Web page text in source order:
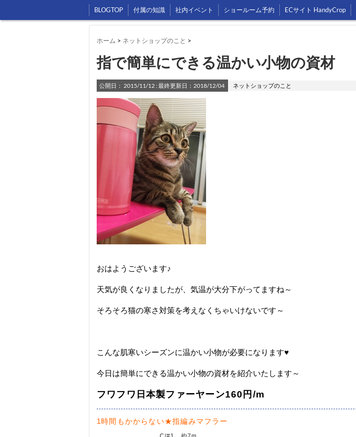
BLOGTOP 付属の知識 社内イベント ショールーム予約 ECサイト HandyCrop
ホーム > ネットショップのこと >
指で簡単にできる温かい小物の資材
公開日： 2015/11/12 : 最終更新日：2018/12/04 ネットショップのこと
おはようございます♪
天気が良くなりましたが、気温が大分下がってますね～
そろそろ猫の寒さ対策を考えなくちゃいけないです～
こんな肌寒いシーズンに温かい小物が必要になります♥
今日は簡単にできる温かい小物の資材を紹介いたします～
フワフワ日本製ファーヤーン160円/m
1時間もかからない★指編みマフラー